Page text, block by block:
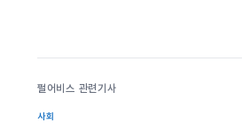
펄어비스 관련기사
사회